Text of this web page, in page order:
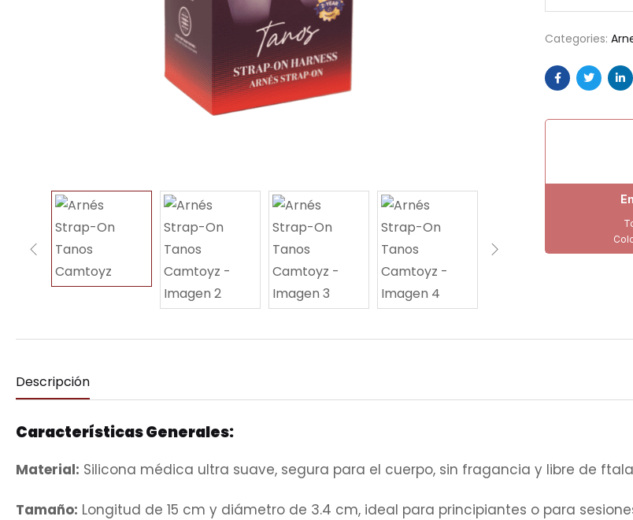
Categories:
Descripción
Características Generales:
Material: Silicona médica ultra suave, segura para el cuerpo, sin fragancia y libre de
Tamaño: Longitud de 15 cm y diámetro de 3.4 cm, ideal para principiantes o para